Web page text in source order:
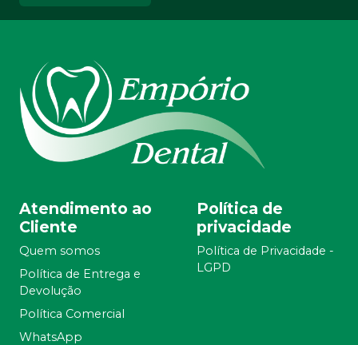
Atendimento ao
Cliente
Quem somos
Política de Entrega e
Devolução
Política Comercial
WhatsApp
Política de
privacidade
Política de Privacidade -
LGPD